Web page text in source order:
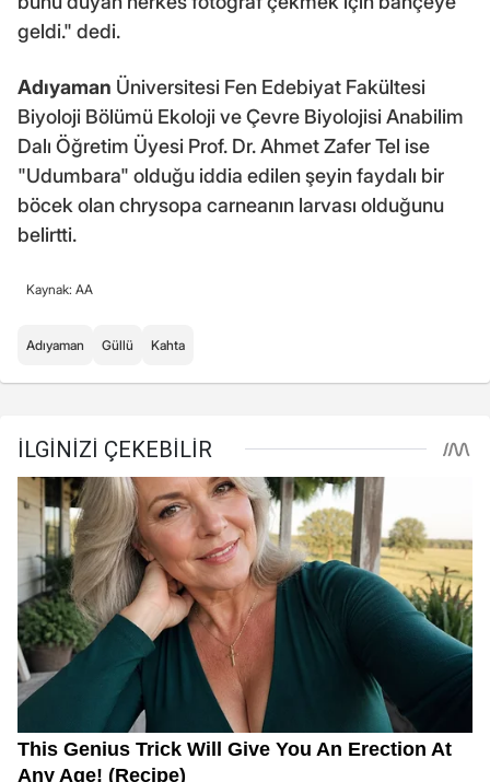
geldi." dedi.
Adıyaman Üniversitesi Fen Edebiyat Fakültesi
Biyoloji Bölümü Ekoloji ve Çevre Biyolojisi Anabilim
Dalı Öğretim Üyesi Prof. Dr. Ahmet Zafer Tel ise
"Udumbara" olduğu iddia edilen şeyin faydalı bir
böcek olan chrysopa carneanın larvası olduğunu
belirtti.
Kaynak: AA
Adıyaman Güllü Kahta